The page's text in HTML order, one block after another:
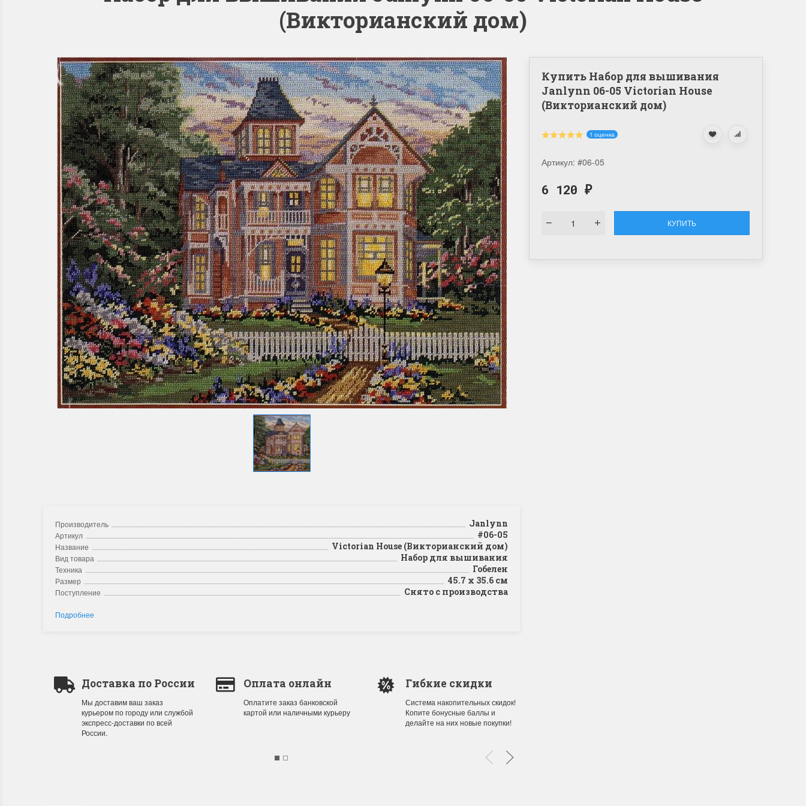
(Викторианский дом)
Производитель Janlynn
Артикул #06-05
Название Victorian House (Викторианский дом)
Вид товара Набор для вышивания
Техника Гобелен
Размер 45.7 x 35.6 см
Поступление Снято с производства
Подробнее
Доставка по России
Мы доставим ваш заказ
курьером по городу или службой
экспресс-доставки по всей
России.
Оплата онлайн
Оплатите заказ банковской
картой или наличными курьеру
Гибкие скидки
Система накопительных скидок!
Копите бонусные баллы и
делайте на них новые покупки!
Купить Набор для вышивания
Janlynn 06-05 Victorian House
(Викторианский дом)
1 оценка
Артикул: #06-05
6 120 ₽
КУПИТЬ